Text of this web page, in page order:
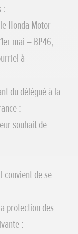
:
Honda Motor
mai – BP46,
à
du délégué à la
:
souhait de
de se
protection des
: